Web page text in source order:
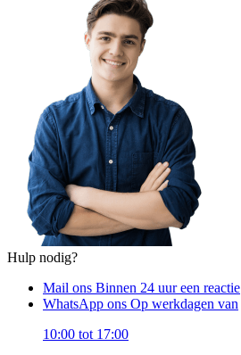
Hulp nodig?
Mail ons Binnen 24 uur een reactie
WhatsApp ons Op werkdagen van
10:00 tot 17:00